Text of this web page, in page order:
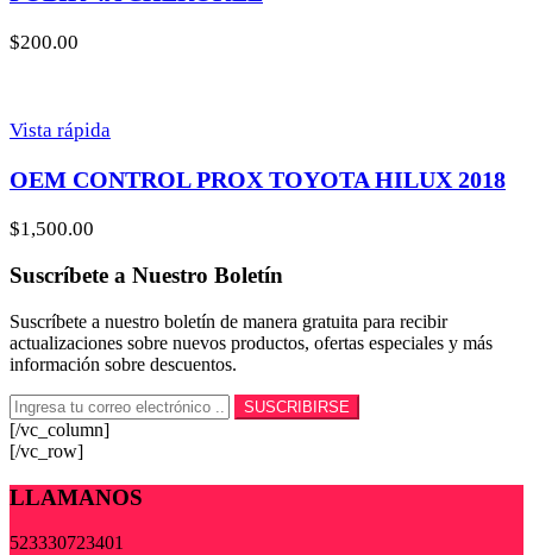
$200.00
Vista rápida
OEM CONTROL PROX TOYOTA HILUX 2018
$1,500.00
Suscríbete a Nuestro Boletín
Suscríbete a nuestro boletín de manera gratuita para recibir
actualizaciones sobre nuevos productos, ofertas especiales y más
información sobre descuentos.
[/vc_column]
[/vc_row]
LLAMANOS
523330723401